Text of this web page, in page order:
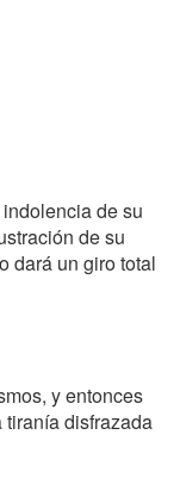
de su
de su
dará un giro total
y entonces
disfrazada